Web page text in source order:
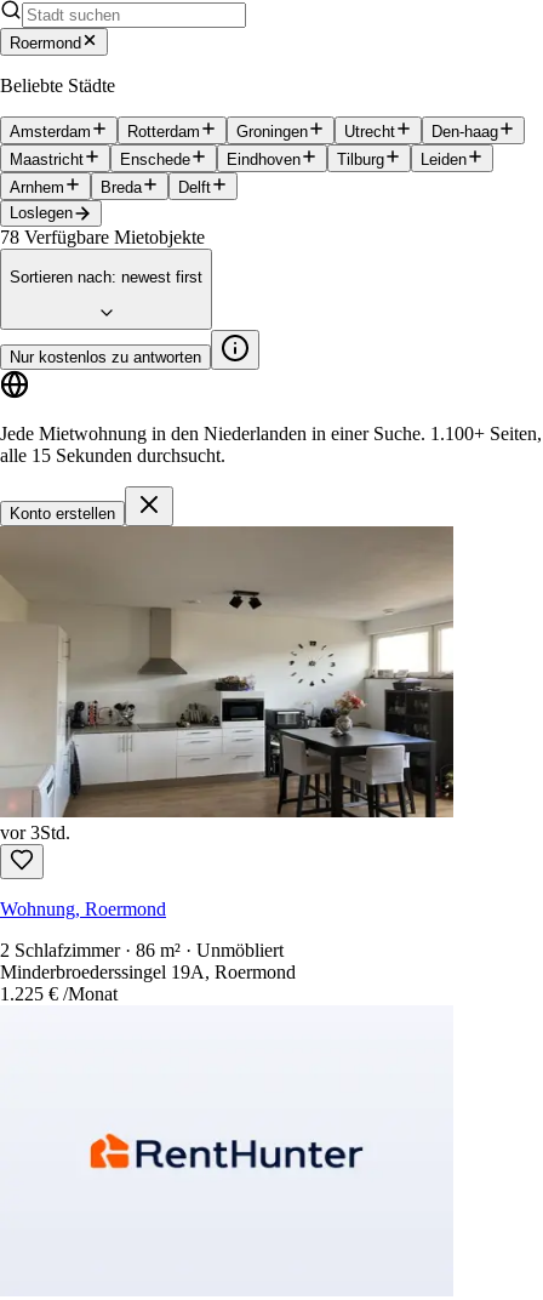
Roermond
Beliebte Städte
Amsterdam Rotterdam Groningen Utrecht
Den-haag
Maastricht
Enschede Eindhoven Tilburg
Leiden
Arnhem
Breda
Delft
Loslegen
78 Verfügbare Mietobjekte
Sortieren nach: newest first
Nur kostenlos zu antworten
Jede Mietwohnung in den Niederlanden in einer Suche. 1.100+ Seiten,
alle 15 Sekunden durchsucht.
Konto erstellen
vor 3Std.
Wohnung, Roermond
2 Schlafzimmer · 86 m² · Unmöbliert
Minderbroederssingel 19A, Roermond
1.225 € /Monat